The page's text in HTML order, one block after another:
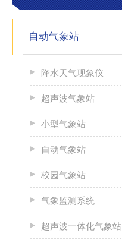
自动气象站
降水天气现象仪
超声波气象站
小型气象站
自动气象站
校园气象站
气象监测系统
超声波一体化气象站